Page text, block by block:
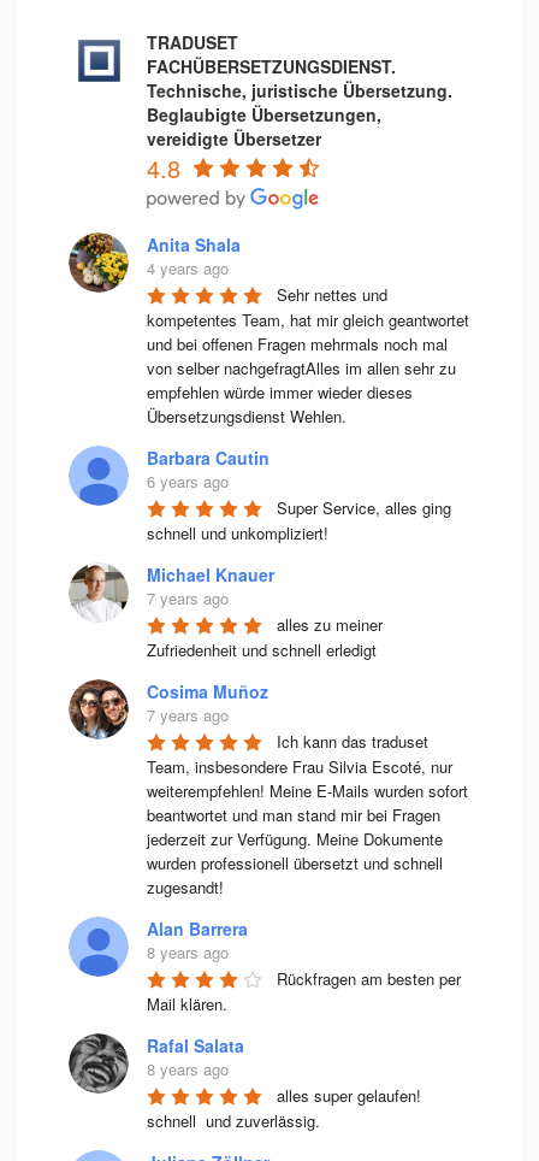
TRADUSET
FACHÜBERSETZUNGSDIENST.
Technische, juristische Übersetzung.
Beglaubigte Übersetzungen,
vereidigte Übersetzer
4.8
Anita Shala
4 years ago
Sehr nettes und
kompetentes Team, hat mir gleich geantwortet
und bei offenen Fragen mehrmals noch mal
von selber nachgefragtAlles im allen sehr zu
empfehlen würde immer wieder dieses
Übersetzungsdienst Wehlen.
Barbara Cautin
6 years ago
Super Service, alles ging
schnell und unkompliziert!
Michael Knauer
7 years ago
alles zu meiner
Zufriedenheit und schnell erledigt
Cosima Muñoz
7 years ago
Ich kann das traduset
Team, insbesondere Frau Silvia Escoté, nur
weiterempfehlen! Meine E-Mails wurden sofort
beantwortet und man stand mir bei Fragen
jederzeit zur Verfügung. Meine Dokumente
wurden professionell übersetzt und schnell
zugesandt!
Alan Barrera
8 years ago
Rückfragen am besten per
Mail klären.
Rafal Salata
8 years ago
alles super gelaufen!
schnell  und zuverlässig.